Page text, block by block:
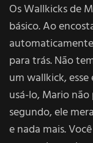
Os Wallkicks de
básico. Ao
para trás. Não
um wallkick,
usá-lo, Mario
segundo, ele
e nada mais.